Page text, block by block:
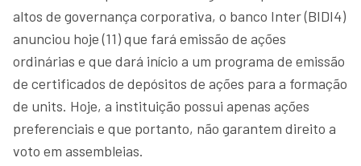
altos de governança corporativa, o banco Inter (BIDI4)
anunciou hoje (11) que fará emissão de ações
ordinárias e que dará início a um programa de emissão
de certificados de depósitos de ações para a formação
de units. Hoje, a instituição possui apenas ações
preferenciais e que portanto, não garantem direito a
voto em assembleias.